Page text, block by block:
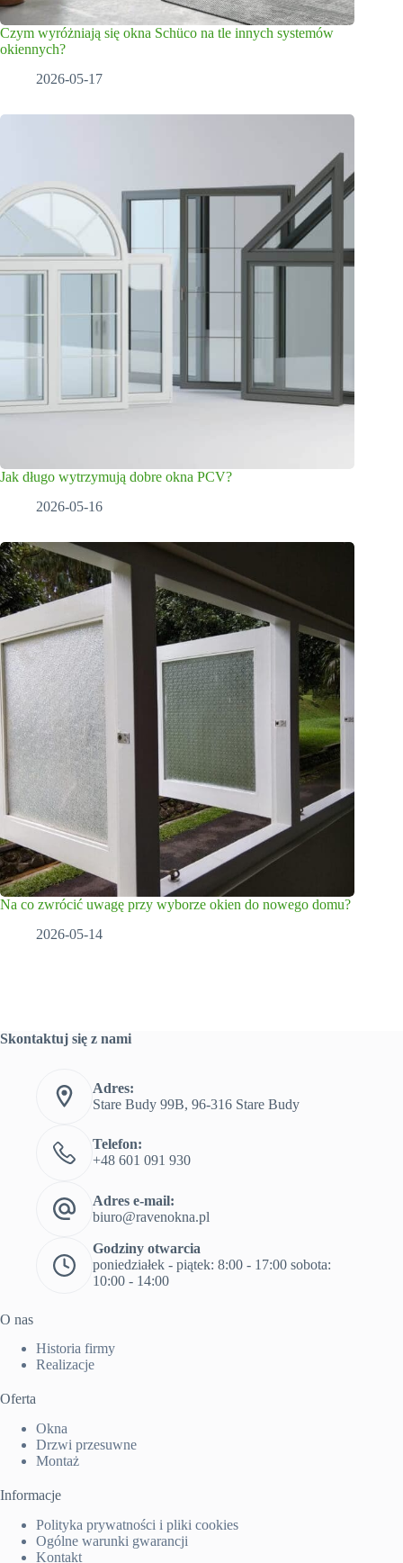
Czym wyróżniają się okna Schüco na tle innych systemów
okiennych?
2026-05-17
Jak długo wytrzymują dobre okna PCV?
2026-05-16
Na co zwrócić uwagę przy wyborze okien do nowego domu?
2026-05-14
Skontaktuj się z nami
Adres:
Stare Budy 99B, 96-316 Stare Budy
Telefon:
+48 601 091 930
Adres e-mail:
biuro@ravenokna.pl
Godziny otwarcia
poniedziałek - piątek: 8:00 - 17:00 sobota:
10:00 - 14:00
O nas
Historia firmy
Realizacje
Oferta
Okna
Drzwi przesuwne
Montaż
Informacje
Polityka prywatności i pliki cookies
Ogólne warunki gwarancji
Kontakt